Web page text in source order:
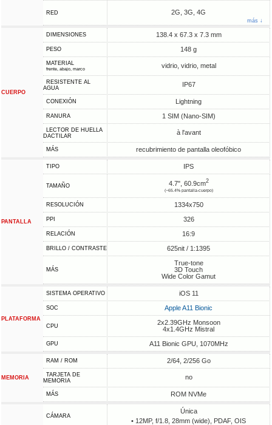
RED 2G, 3G, 4G
más ↓
CUERPO
DIMENSIONES 138.4 x 67.3 x 7.3 mm
PESO 148 g
MATERIAL
frente, abajo, marco vidrio, vidrio, metal
RESISTENTE AL
AGUA
IP67
CONEXIÓN Lightning
RANURA 1 SIM (Nano-SIM)
LECTOR DE HUELLA
DACTILAR
à l'avant
MÁS recubrimiento de pantalla oleofóbico
PANTALLA
TIPO IPS
TAMAÑO 4.7", 60.9cm2
(~65.4% pantalla-cuerpo)
RESOLUCIÓN 1334x750
PPI 326
RELACIÓN 16:9
BRILLO / CONTRASTE 625nit / 1:1395
MÁS
True-tone
3D Touch
Wide Color Gamut
PLATAFORMA
SISTEMA OPERATIVO iOS 11
SOC Apple A11 Bionic
CPU
2x2.39GHz Monsoon
4x1.4GHz Mistral
GPU A11 Bionic GPU, 1070MHz
MEMORIA
RAM / ROM 2/64, 2/256 Go
TARJETA DE
MEMORIA
no
MÁS ROM NVMe
CÁMARA
Única
• 12MP, f/1.8, 28mm (wide), PDAF, OIS